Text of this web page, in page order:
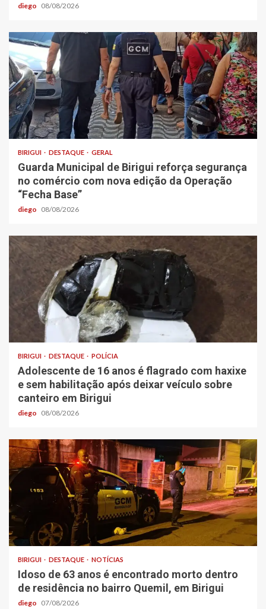
diego 08/08/2026
BIRIGUI DESTAQUE GERAL
Guarda Municipal de Birigui reforça segurança
no comércio com nova edição da Operação
“Fecha Base”
diego 08/08/2026
BIRIGUI DESTAQUE POLÍCIA
Adolescente de 16 anos é flagrado com haxixe
e sem habilitação após deixar veículo sobre
canteiro em Birigui
diego 08/08/2026
BIRIGUI DESTAQUE NOTÍCIAS
Idoso de 63 anos é encontrado morto dentro
de residência no bairro Quemil, em Birigui
diego 07/08/2026